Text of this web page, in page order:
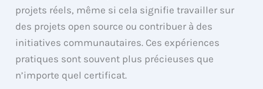
projets réels, même si cela signifie travailler sur
des projets open source ou contribuer à des
initiatives communautaires. Ces expériences
pratiques sont souvent plus précieuses que
n’importe quel certificat.